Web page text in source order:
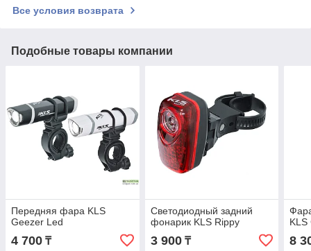
Все условия возврата
Подобные товары компании
Передняя фара KLS
Geezer Led
4 700 ₸
Светодиодный задний
фонарик KLS Rippy
3 900₸
KLS
8